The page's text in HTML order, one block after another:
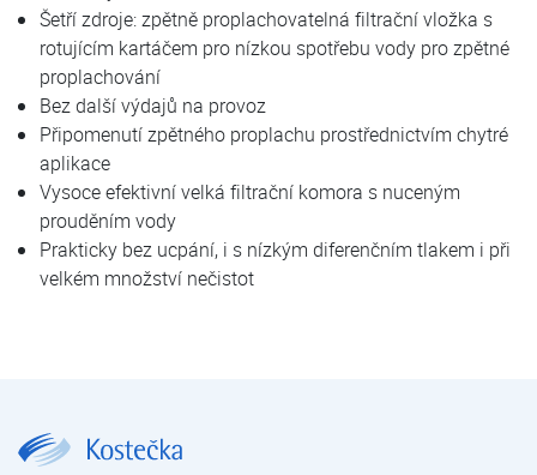
Šetří zdroje: zpětně proplachovatelná filtrační vložka s
rotujícím kartáčem pro nízkou spotřebu vody pro zpětné
proplachování
Bez další výdajů na provoz
Připomenutí zpětného proplachu prostřednictvím chytré
aplikace
Vysoce efektivní velká filtrační komora s nuceným
prouděním vody
Prakticky bez ucpání, i s nízkým diferenčním tlakem i při
velkém množství nečistot